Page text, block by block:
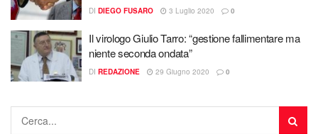
DI DIEGO FUSARO 3 Luglio 2020 0
Il virologo Giulio Tarro: “gestione fallimentare ma
niente seconda ondata”
DI REDAZIONE 29 Giugno 2020 0